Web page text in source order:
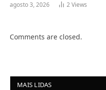
agosto 3, 2026 2Views
Comments are closed.
MAIS LIDAS